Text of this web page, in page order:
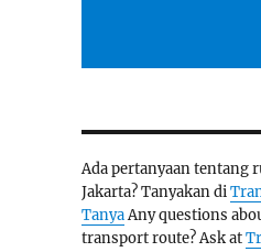
Ada pertanyaan tentang
Jakarta? Tanyakan di
TanyaAny questions
transport route? Ask at